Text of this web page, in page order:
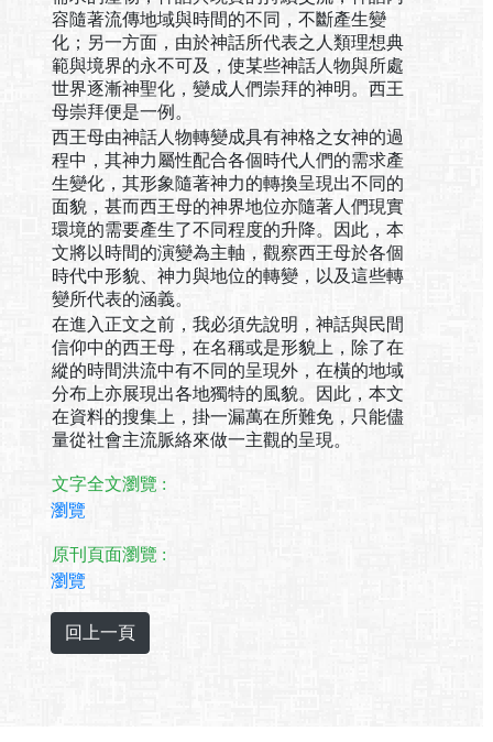
容隨著流傳地域與時間的不同，不斷產生變
化；另一方面，由於神話所代表之人類理想典
範與境界的永不可及，使某些神話人物與所處
世界逐漸神聖化，變成人們崇拜的神明。西王
母崇拜便是一例。
西王母由神話人物轉變成具有神格之女神的過
程中，其神力屬性配合各個時代人們的需求產
生變化，其形象隨著神力的轉換呈現出不同的
面貌，甚而西王母的神界地位亦隨著人們現實
環境的需要產生了不同程度的升降。因此，本
文將以時間的演變為主軸，觀察西王母於各個
時代中形貌、神力與地位的轉變，以及這些轉
變所代表的涵義。
在進入正文之前，我必須先說明，神話與民間
信仰中的西王母，在名稱或是形貌上，除了在
縱的時間洪流中有不同的呈現外，在橫的地域
分布上亦展現出各地獨特的風貌。因此，本文
在資料的搜集上，掛一漏萬在所難免，只能儘
量從社會主流脈絡來做一主觀的呈現。
文字全文瀏覽 :
瀏覽
原刊頁面瀏覽 :
瀏覽